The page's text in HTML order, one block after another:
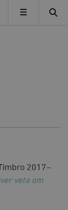
MENY
2017–
veta om